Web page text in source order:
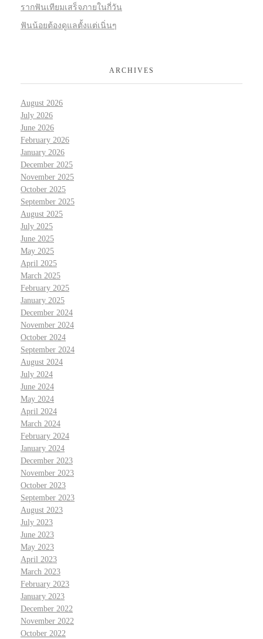
รากฟันเทียมเสร็จภายในกี่วัน
ฟันน้อยต้องดูแลตั้งแต่เนิ่นๆ
ARCHIVES
August 2026
July 2026
June 2026
February 2026
January 2026
December 2025
November 2025
October 2025
September 2025
August 2025
July 2025
June 2025
May 2025
April 2025
March 2025
February 2025
January 2025
December 2024
November 2024
October 2024
September 2024
August 2024
July 2024
June 2024
May 2024
April 2024
March 2024
February 2024
January 2024
December 2023
November 2023
October 2023
September 2023
August 2023
July 2023
June 2023
May 2023
April 2023
March 2023
February 2023
January 2023
December 2022
November 2022
October 2022